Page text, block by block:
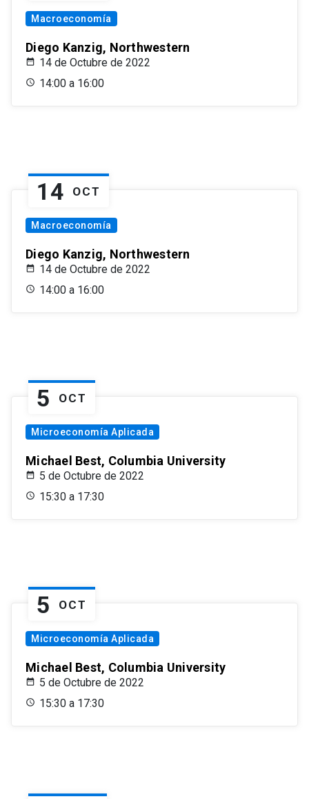
Macroeconomía
Diego Kanzig, Northwestern
14 de Octubre de 2022
14:00 a 16:00
14 OCT
Macroeconomía
Diego Kanzig, Northwestern
14 de Octubre de 2022
14:00 a 16:00
5 OCT
Microeconomía Aplicada
Michael Best, Columbia University
5 de Octubre de 2022
15:30 a 17:30
5 OCT
Microeconomía Aplicada
Michael Best, Columbia University
5 de Octubre de 2022
15:30 a 17:30